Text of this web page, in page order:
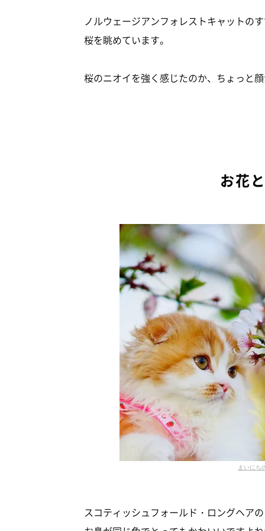
ノルウェージアンフォレストキャットの
桜を眺めています。
桜のニオイを強く感じたのか、ちょっと
お花
まいにち
スコティッシュフォールド・ロングヘア